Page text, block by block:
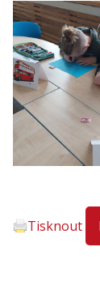
Tisknout